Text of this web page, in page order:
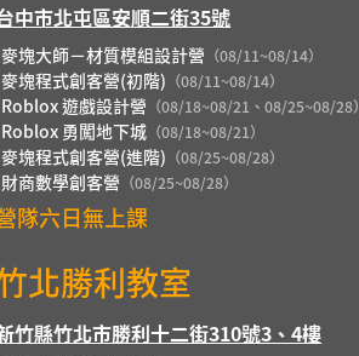
中市北屯區安順二街35號
麥塊大師－材質模組設計營 （08/11~08/14）
麥塊程式創客營(初階) （08/11~08/14）
Roblox 遊戲設計營 （08/18~08/21、08/25~08/28）
Roblox 勇闖地下城 （08/18~08/21）
麥塊程式創客營(進階) （08/25~08/28）
財商數學創客營 （08/25~08/28）
隊六日無上課
北勝利教室
竹縣竹北市勝利十二街310號3、4樓